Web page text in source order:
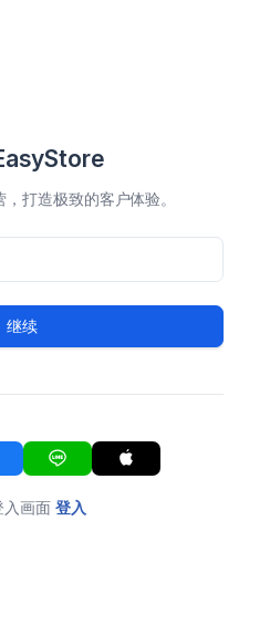
打造极致的客户体验。
继续
入画面 登入